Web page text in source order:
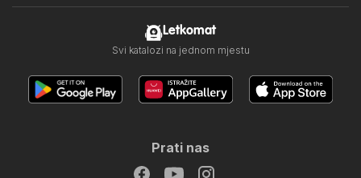
Letkomat
Svi katalozi na jednom mjestu
Prati nas